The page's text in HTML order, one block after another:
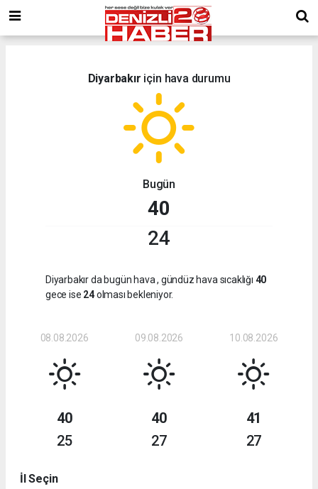
Diyarbakır için hava durumu
Bugün
40
24
Diyarbakır da bugün hava, gündüz hava sıcaklığı 40
gece ise 24olması bekleniyor.
08.08.2026
40
25
09.08.2026
40
27
10.08.2026
41
27
İl Seçin